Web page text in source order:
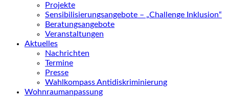
Projekte
Sensibilisierungsangebote – „Challenge Inklusion“
Beratungsangebote
Veranstaltungen
Aktuelles
Nachrichten
Termine
Presse
Wahlkompass Antidiskriminierung
Wohnraumanpassung